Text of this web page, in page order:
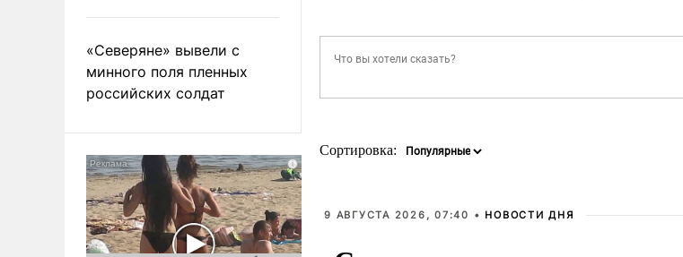
«Северяне» вывели с
минного поля пленных
российских солдат
Сортировка:
9 АВГУСТА 2026, 07:40 • НОВОСТИ ДНЯ